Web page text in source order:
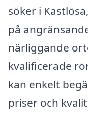
söker i
på
närliggande
kvalificerade
kan enkelt
priser och